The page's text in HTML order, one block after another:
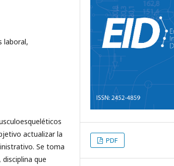
laboral,
actualizar la
Se toma
que
PDF